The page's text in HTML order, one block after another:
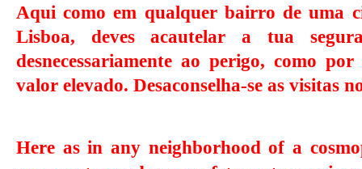
Aqui como em qualquer bairro de uma
Lisboa, deves acautelar a tua
desnecessariamente ao perigo, como
valor elevado. Desaconselha-se as visitas
Here as in any neighborhood of a